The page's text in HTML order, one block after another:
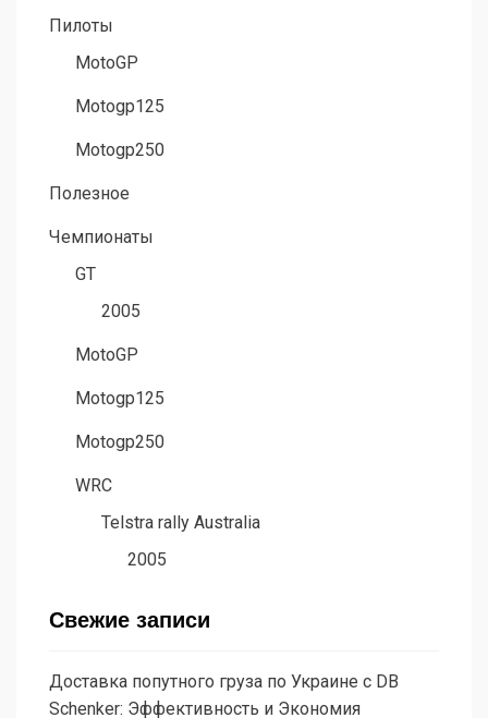
Пилоты
MotoGP
Motogp125
Motogp250
Полезное
Чемпионаты
GT
2005
MotoGP
Motogp125
Motogp250
WRC
Telstra rally Australia
2005
Свежие записи
Доставка попутного груза по Украине с DB
Schenker: Эффективность и Экономия